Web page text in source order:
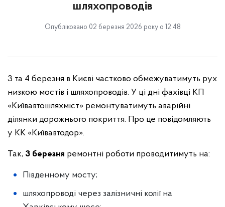
шляхопроводів
Опубліковано 02 березня 2026 року о 12:48
3 та 4 березня в Києві частково обмежуватимуть рух
низкою мостів і шляхопроводів. У ці дні фахівці КП
«Київавтошляхміст» ремонтуватимуть аварійні
ділянки дорожнього покриття. Про це повідомляють
у КК «Київавтодор».
Так, 3 березня ремонтні роботи проводитимуть на:
Південному мосту;
шляхопроводі через залізничні колії на